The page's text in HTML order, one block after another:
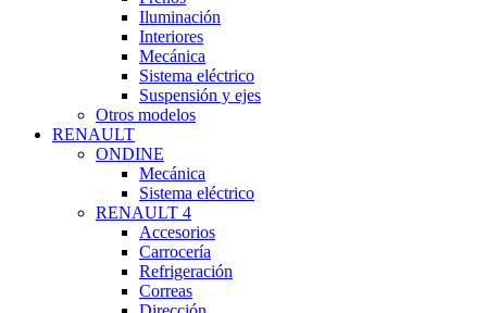
Iluminación
Interiores
Mecánica
Sistema eléctrico
Suspensión y ejes
Otros modelos
RENAULT
ONDINE
Mecánica
Sistema eléctrico
RENAULT 4
Accesorios
Carrocería
Refrigeración
Correas